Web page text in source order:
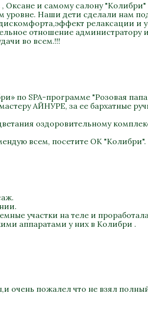
Оксане и самому салону
уровне. Наши дети сделали нам
релаксации и
отношение администратору
во всем.!!!
по SPA-программе "Розовая
АЙНУРЕ, за ее бархатные
оздоровительному
всем, посетите ОК "Колибри".
участки на теле и
аппаратами у них в Колибри .
очень пожалел что не взял